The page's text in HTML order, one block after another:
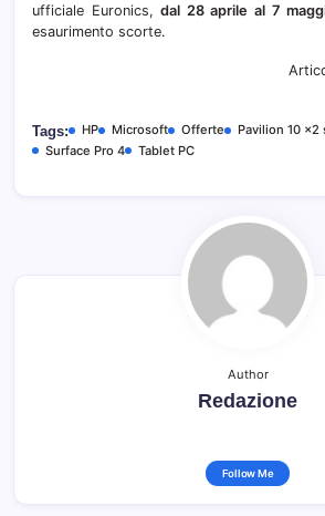
ufficiale Euronics,dal 28 aprile al 7
esaurimento scorte.
Tags: HP Microsoft Offerte
Pavilion 10 x2
Surface Pro 4
Tablet PC
Author
Redazione
Follow Me